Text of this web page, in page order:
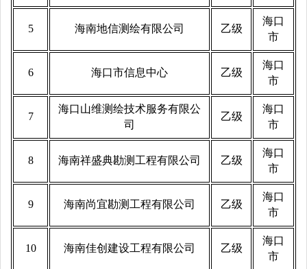
5 海南地信测绘有限公司 乙级
海口
市
6 海口市信息中心 乙级
海口
市
7
海口山维测绘技术服务有限公
司
乙级
海口
市
8 海南祥盛典勘测工程有限公司 乙级
海口
市
9 海南尚宜勘测工程有限公司 乙级
海口
市
10 海南佳创建设工程有限公司 乙级
海口
市